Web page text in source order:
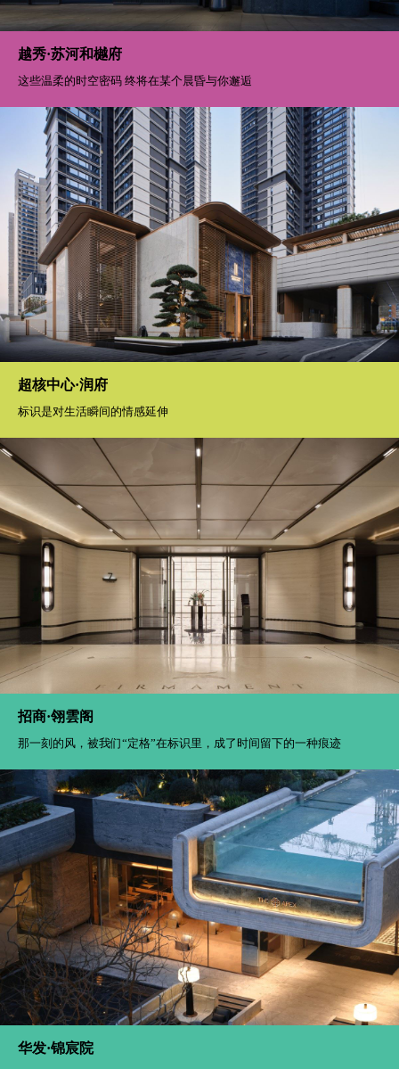
越秀·苏河和樾府
这些温柔的时空密码 终将在某个晨昏与你邂逅
超核中心·润府
标识是对生活瞬间的情感延伸
招商·翎雲阁
那一刻的风，被我们“定格”在标识里，成了时间留下的一种痕迹
华发·锦宸院